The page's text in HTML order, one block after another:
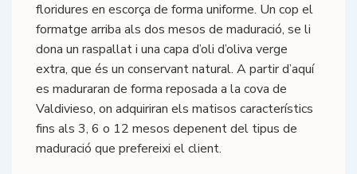
floridures en escorça de forma uniforme. Un cop el
formatge arriba als dos mesos de maduració, se li
dona un raspallat i una capa d’oli d’oliva verge
extra, que és un conservant natural. A partir d’aquí
es maduraran de forma reposada a la cova de
Valdivieso, on adquiriran els matisos característics
fins als 3, 6 o 12 mesos depenent del tipus de
maduració que prefereixi el client.